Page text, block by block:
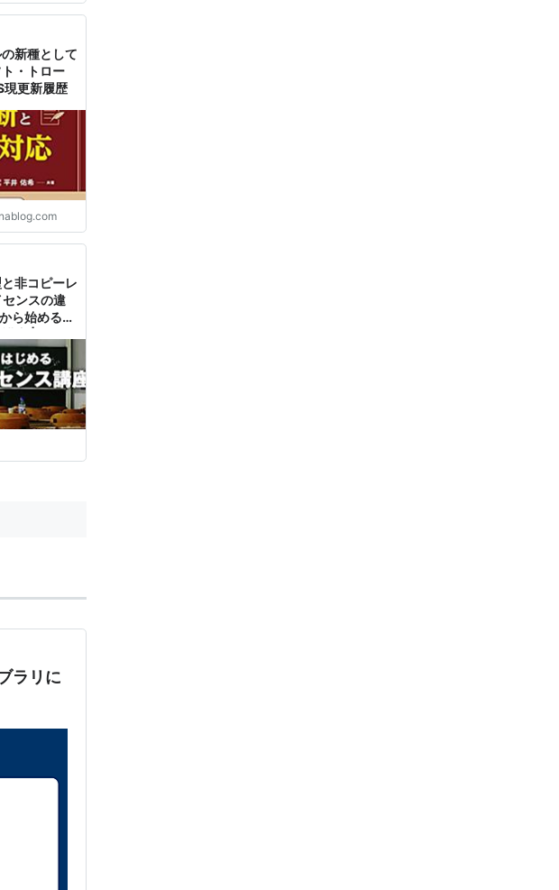
んがでわかる
新種として
・トロー
現更新履歴
非コピーレ
ンスの違
ら始める
）
ラリに